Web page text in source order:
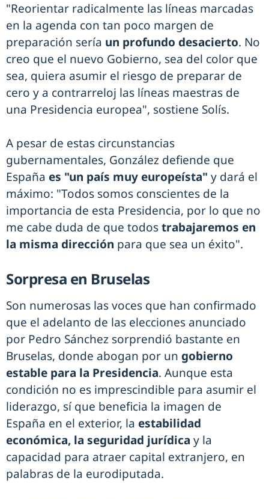
"Reorientar radicalmente las líneas marcadas
en la agenda con tan poco margen de
preparación sería un profundo desacierto. No
creo que el nuevo Gobierno, sea del color que
sea, quiera asumir el riesgo de preparar de
cero y a contrarreloj las líneas maestras de
una Presidencia europea", sostiene Solís.
A pesar de estas circunstancias
gubernamentales, González defiende que
España es "un país muy europeísta" y dará el
máximo: "Todos somos conscientes de la
importancia de esta Presidencia, por lo que no
me cabe duda de que todostrabajaremos en
la misma dirección para que sea un éxito".
Sorpresa en Bruselas
Son numerosas las voces que han confirmado
que el adelanto de las elecciones anunciado
por Pedro Sánchez sorprendió bastante en
Bruselas, donde abogan por un gobierno
estable para la Presidencia. Aunque esta
condición no es imprescindible para asumir el
liderazgo, sí que beneficia la imagen de
España en el exterior, la estabilidad
económica, la seguridad jurídica y la
capacidad para atraer capital extranjero, en
palabras de la eurodiputada.